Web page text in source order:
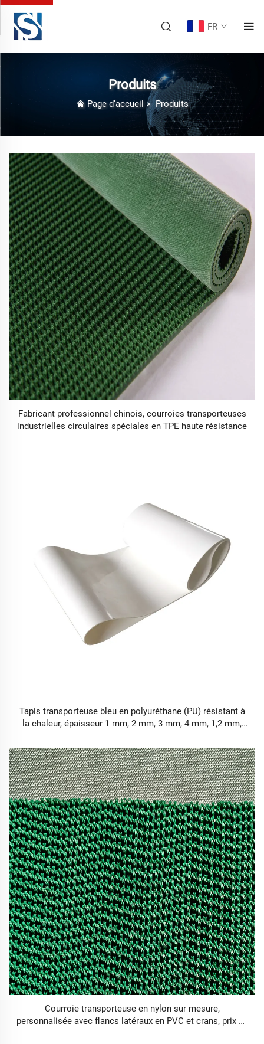
FR
Produits
Page d’accueil >Produits
Fabricant professionnel chinois, courroies transporteuses
industrielles circulaires spéciales en TPE haute résistance
Tapis transporteuse bleu en polyuréthane (PU) résistant à
la chaleur, épaisseur 1 mm, 2 mm, 3 mm, 4 mm, 1,2 mm,
Courroie transporteuse en nylon sur mesure,
personnalisée avec flancs latéraux en PVC et crans, prix de